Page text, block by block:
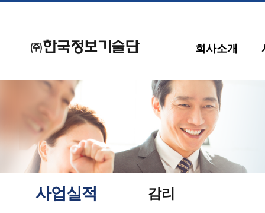
회사소개
감리
사업실적